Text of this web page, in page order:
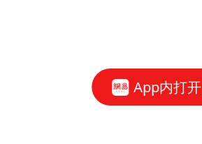
App内打开